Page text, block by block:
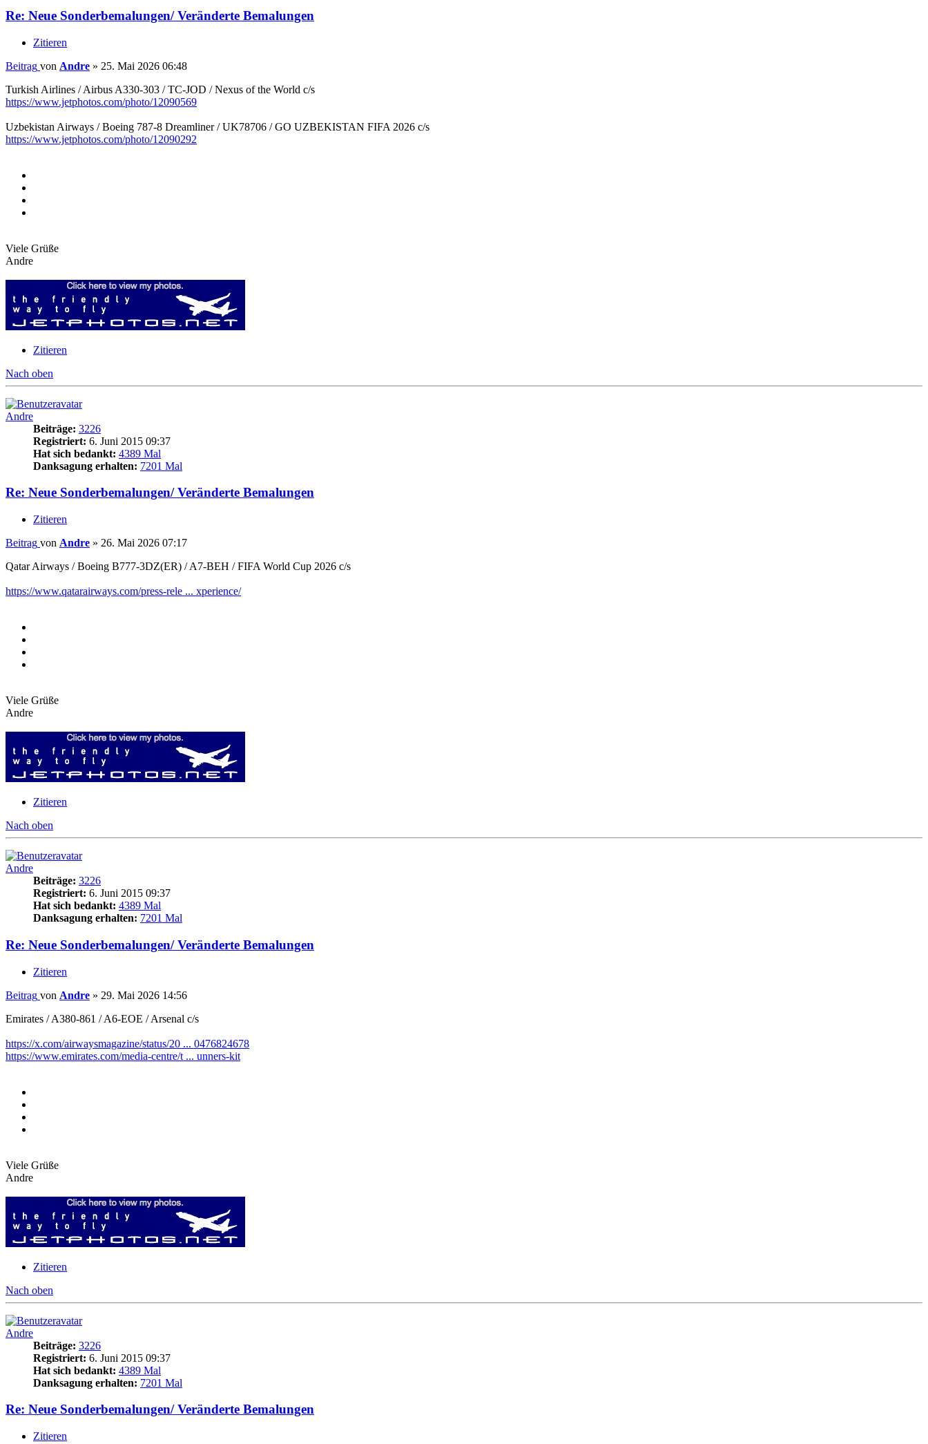
Re: Neue Sonderbemalungen/ Veränderte Bemalungen
Zitieren
Beitrag von Andre » 25. Mai 2026 06:48
Turkish Airlines / Airbus A330-303 / TC-JOD / Nexus of the World c/s
https://www.jetphotos.com/photo/12090569
Uzbekistan Airways / Boeing 787-8 Dreamliner / UK78706 / GO UZBEKISTAN FIFA 2026 c/s
https://www.jetphotos.com/photo/12090292
Viele Grüße
Andre
Zitieren
Nach oben
Andre
Beiträge: 3226
Registriert: 6. Juni 2015 09:37
Hat sich bedankt: 4389 Mal
Danksagung erhalten: 7201 Mal
Re: Neue Sonderbemalungen/ Veränderte Bemalungen
Zitieren
Beitrag von Andre » 26. Mai 2026 07:17
Qatar Airways / Boeing B777-3DZ(ER) / A7-BEH / FIFA World Cup 2026 c/s
https://www.qatarairways.com/press-rele ... xperience/
Viele Grüße
Andre
Zitieren
Nach oben
Andre
Beiträge: 3226
Registriert: 6. Juni 2015 09:37
Hat sich bedankt: 4389 Mal
Danksagung erhalten: 7201 Mal
Re: Neue Sonderbemalungen/ Veränderte Bemalungen
Zitieren
Beitrag von Andre » 29. Mai 2026 14:56
Emirates / A380-861 / A6-EOE / Arsenal c/s
https://x.com/airwaysmagazine/status/20 ... 0476824678
https://www.emirates.com/media-centre/t ... unners-kit
Viele Grüße
Andre
Zitieren
Nach oben
Andre
Beiträge: 3226
Registriert: 6. Juni 2015 09:37
Hat sich bedankt: 4389 Mal
Danksagung erhalten: 7201 Mal
Re: Neue Sonderbemalungen/ Veränderte Bemalungen
Zitieren